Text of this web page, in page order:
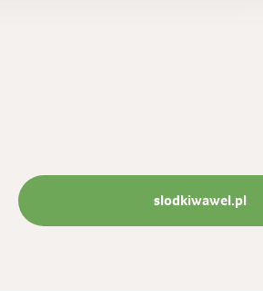
slodkiwawel.pl